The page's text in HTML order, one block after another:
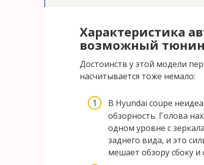
Характеристика
возможный
Достоинств у этой модели
насчитывается тоже немало:
В Hyundai coupe
обзорность. Голова
одном уровне с
заднего вида, и это
мешает обзору сбоку и